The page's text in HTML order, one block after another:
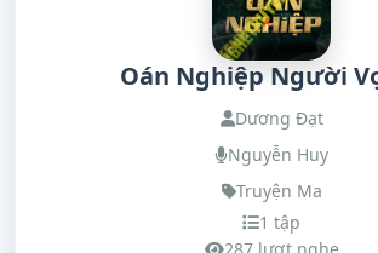
Oán Nghiệp Người
Dương Đạt
Nguyễn Huy
Truyện Ma
1 tập